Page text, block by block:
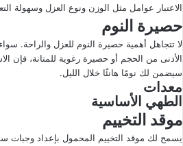
الاعتبار عوامل مثل الوزن ونوع العزل وسهولة
حصيرة النوم
لا تتجاهل أهمية حصيرة النوم للعزل والراحة.
الأدنى من الحجم أو حصيرة رغوية للمتانة، فإن
سيضمن لك نومًا هانئًا خلال الليل.
معدات
الطهي الأساسية
موقد التخييم
يسمح لك موقد التخييم المحمول بإعداد